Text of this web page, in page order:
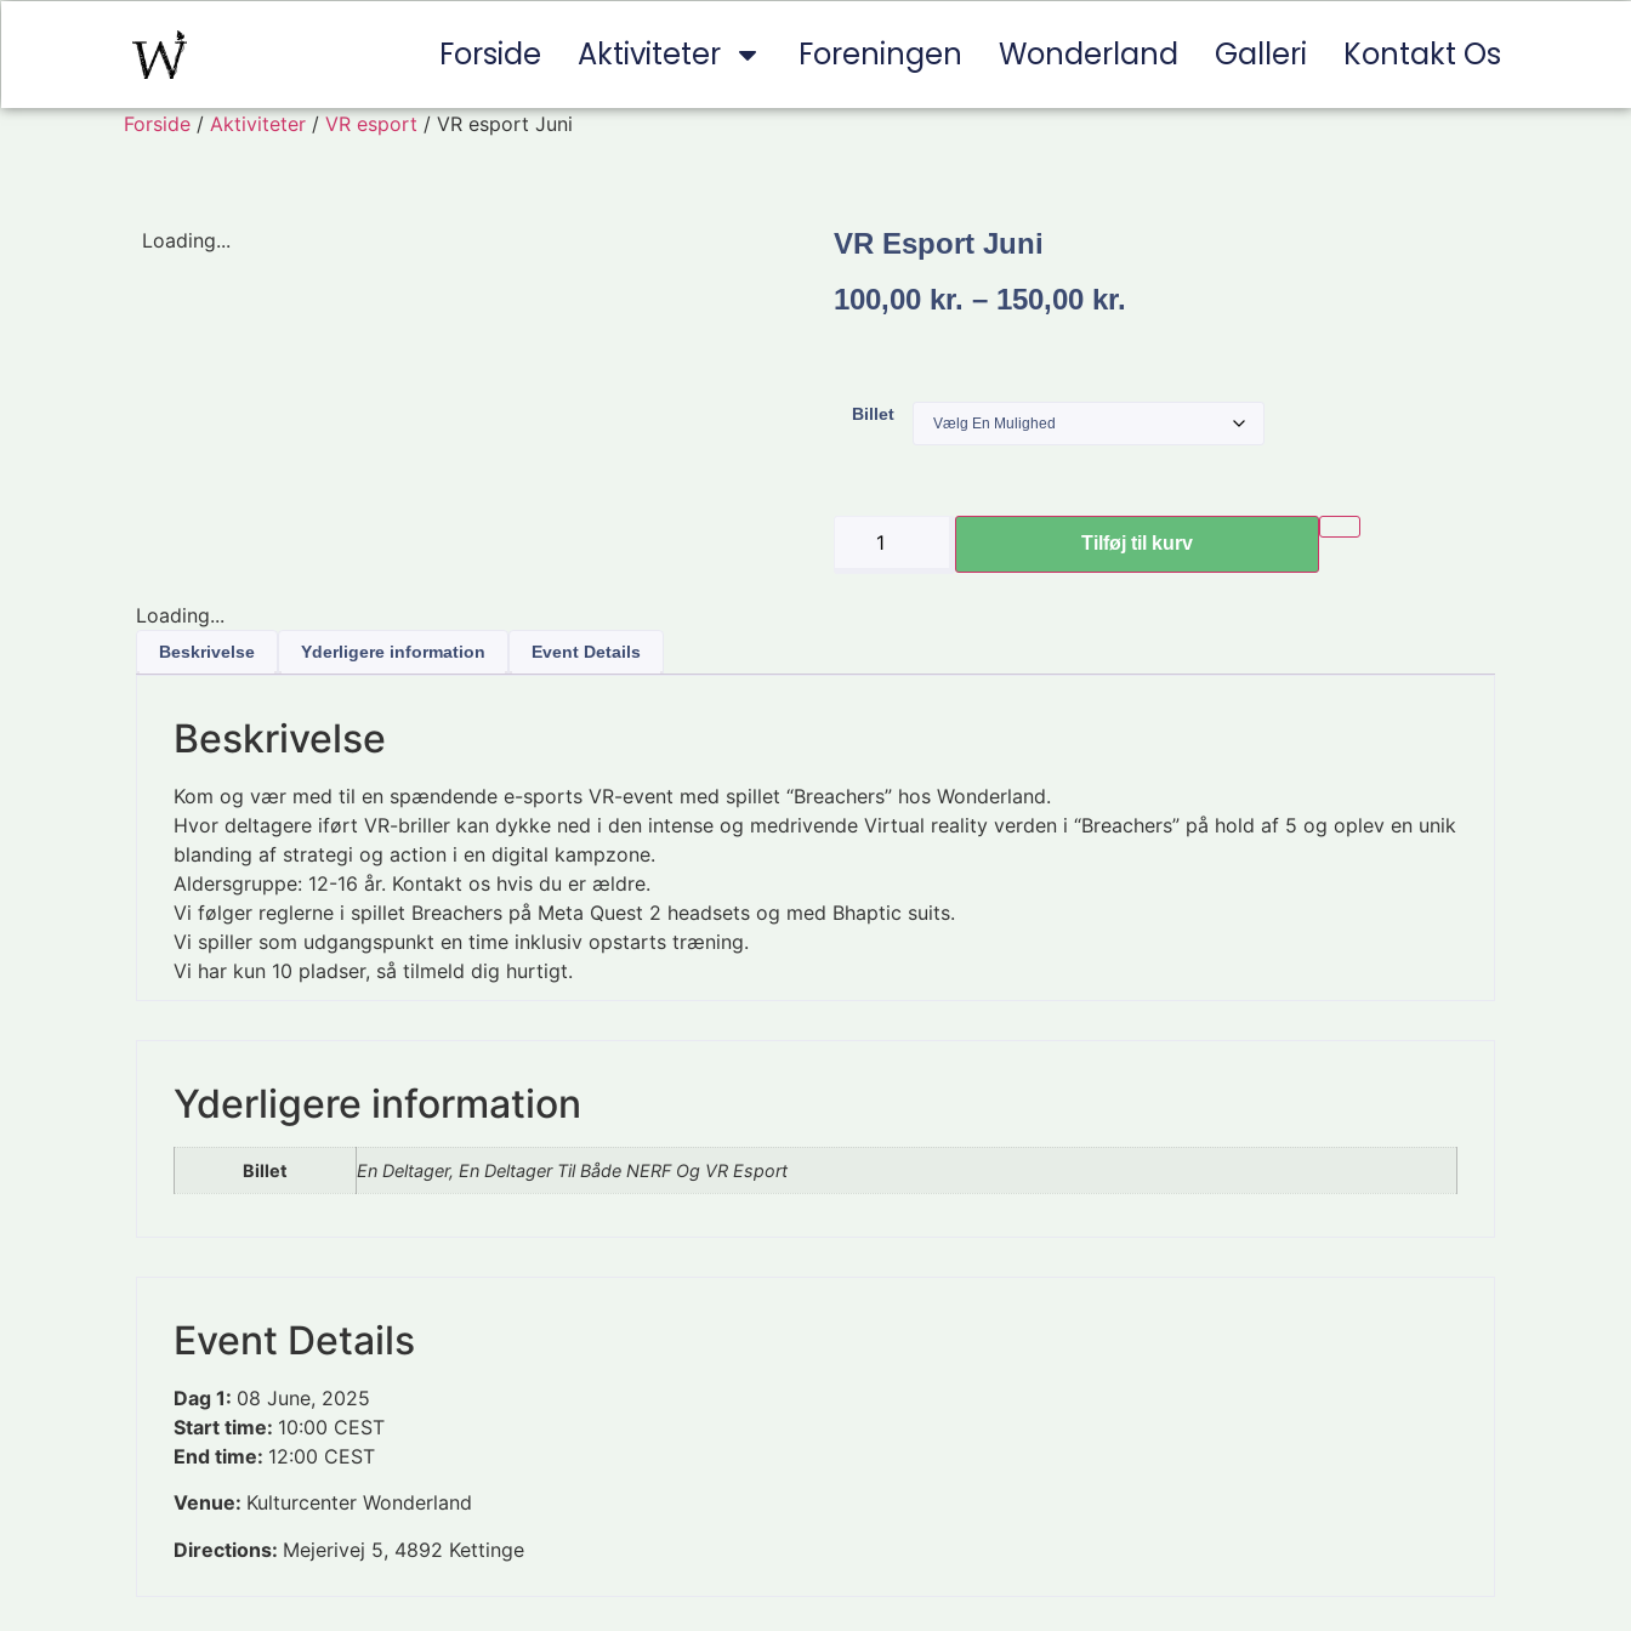
Forside Aktiviteter Foreningen Wonderland Galleri Kontakt Os
Forside / Aktiviteter / VR esport / VR esport Juni
Loading...
VR Esport Juni
100,00 kr. – 150,00 kr.
Billet
Tilføj til kurv
Loading...
Beskrivelse Yderligere information Event Details
Beskrivelse
Kom og vær med til en spændende e-sports VR-event med spillet “Breachers” hos Wonderland.
Hvor deltagere iført VR-briller kan dykke ned i den intense og medrivende Virtual reality verden i “Breachers” på hold af 5 og oplev en unik
blanding af strategi og action i en digital kampzone.
Aldersgruppe: 12-16 år. Kontakt os hvis du er ældre.
Vi følger reglerne i spillet Breachers på Meta Quest 2 headsets og med Bhaptic suits.
Vi spiller som udgangspunkt en time inklusiv opstarts træning.
Vi har kun 10 pladser, så tilmeld dig hurtigt.
Yderligere information
Billet En Deltager, En Deltager Til Både NERF Og VR Esport
Event Details
Dag 1: 08 June, 2025
Start time: 10:00 CEST
End time: 12:00 CEST
Venue: Kulturcenter Wonderland
Directions: Mejerivej 5, 4892 Kettinge